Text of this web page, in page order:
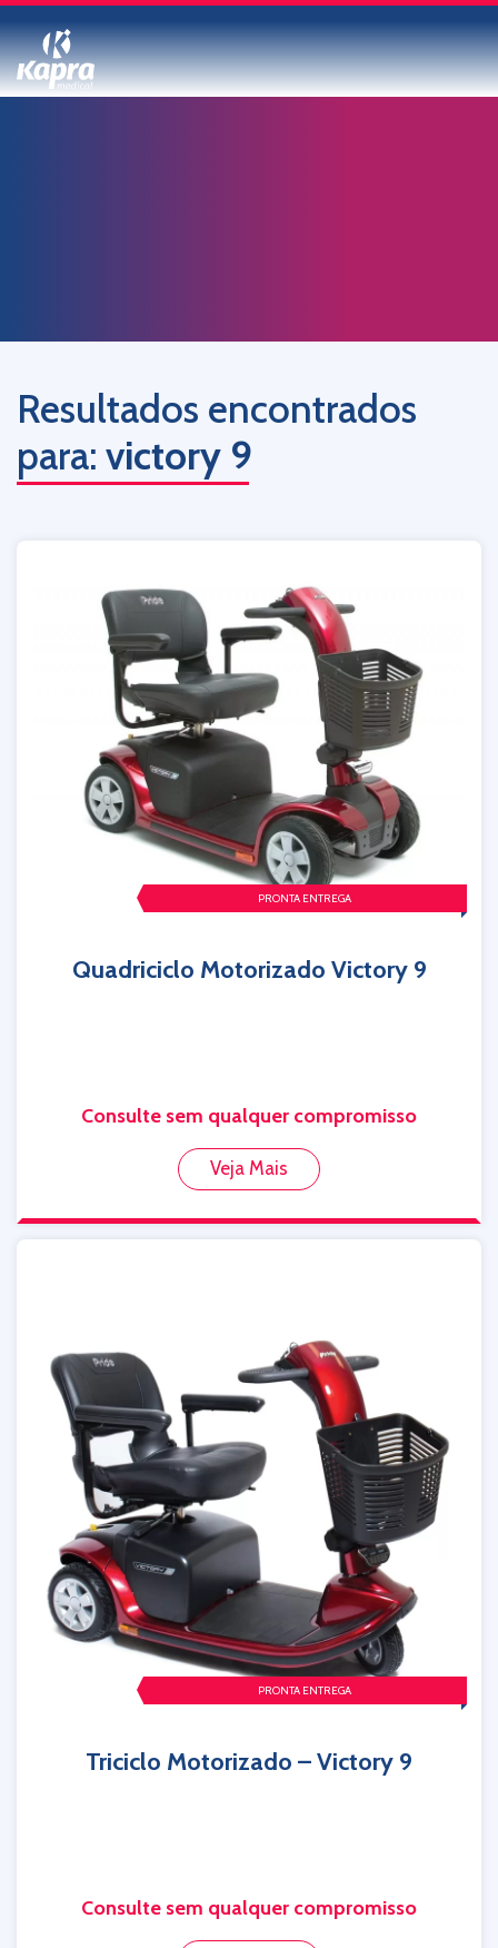
Resultados encontrados
para: victory 9
PRONTA ENTREGA
Quadriciclo Motorizado Victory 9
Consulte sem qualquer compromisso
Veja Mais
PRONTA ENTREGA
Triciclo Motorizado – Victory 9
Consulte sem qualquer compromisso